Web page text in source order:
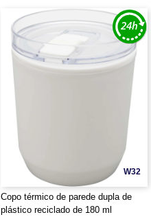
W32
Copo térmico de parede dupla de
plástico reciclado de 180 ml